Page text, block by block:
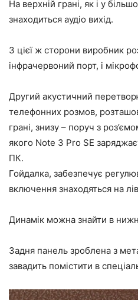
На верхній грані, як і у
знаходиться аудіо вихід.
З цієї ж сторони виробник
інфрачервоний порт, і
Другий акустичний
телефонних розмов,
грані, знизу – поруч з
якого Note 3 Pro SE
ПК.
Гойдалка, забезпечує
включення знаходяться на
Динамік можна знайти в
Задня панель зроблена з
завадить помістити в